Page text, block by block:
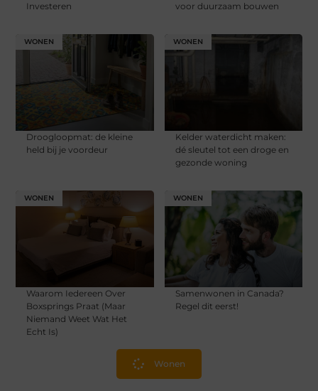
Investeren
voor duurzaam bouwen
WONEN
Droogloopmat: de kleine
held bij je voordeur
WONEN
Kelder waterdicht maken:
dé sleutel tot een droge en
gezonde woning
WONEN
Waarom Iedereen Over
Boxsprings Praat (Maar
Niemand Weet Wat Het
Echt Is)
WONEN
Samenwonen in Canada?
Regel dit eerst!
Wonen